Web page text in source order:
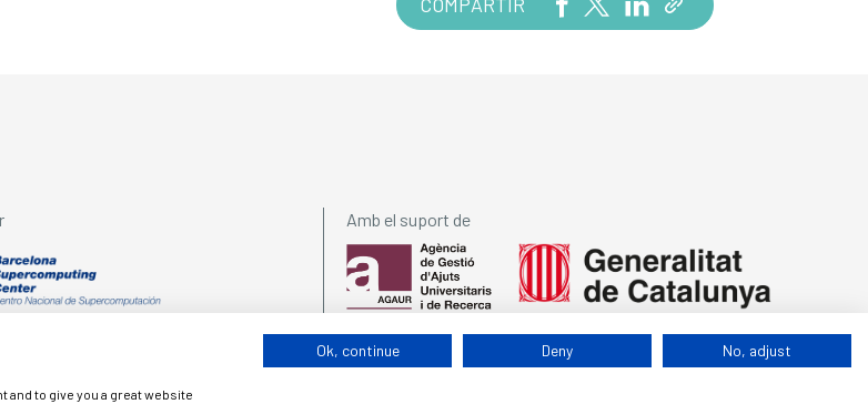
Amb el suport de
to give you a great website
Ok, continue Deny No, adjust